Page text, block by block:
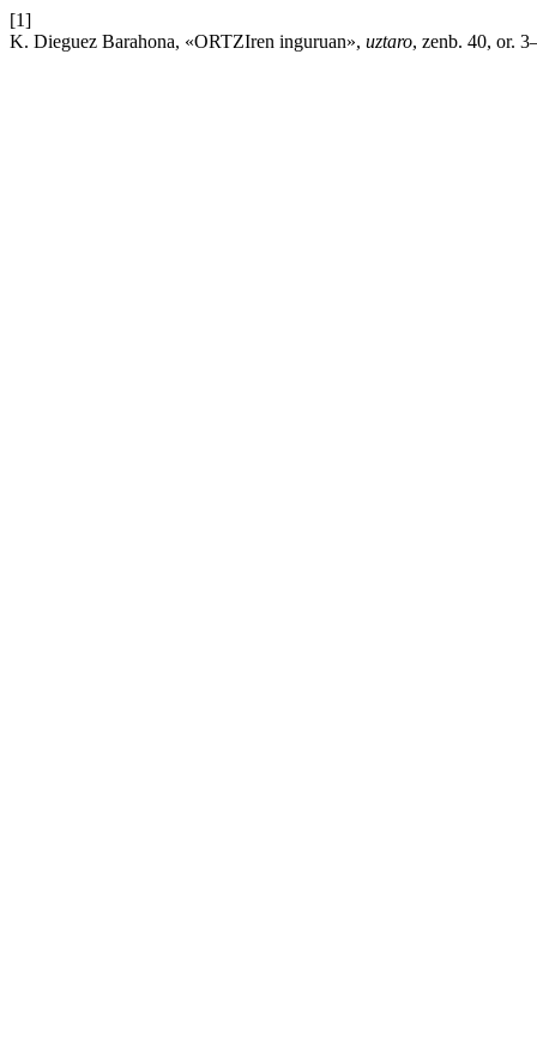
[1]
K. Dieguez Barahona, «ORTZIren inguruan», uztaro, zenb. 40, or.